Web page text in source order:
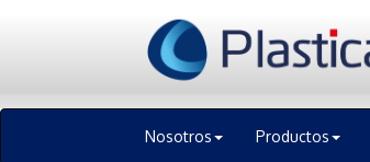
Nosotros Productos